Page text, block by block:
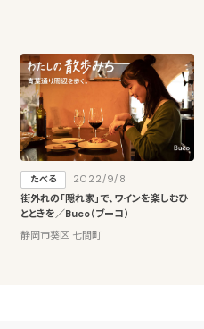
たべる
2022/9/8
街外れの「隠れ家」で、ワインを楽しむひ
とときを／Buco（ブーコ）
静岡市葵区 七間町